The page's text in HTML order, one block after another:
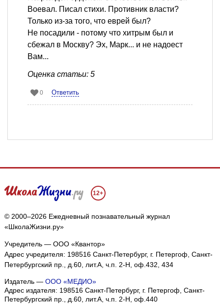
Воевал. Писал стихи. Противник власти?
Только из-за того, что еврей был?
Не посадили - потому что хитрым был и
сбежал в Москву? Эх, Марк... и не надоест
Вам...
Оценка статьи: 5
0 Ответить
12+
© 2000–2026 Ежедневный познавательный журнал
«ШколаЖизни.ру»
Учредитель — ООО «Квантор»
Адрес учредителя: 198516 Санкт-Петербург, г. Петергоф, Санкт-
Петербургский пр., д.60, лит.А, ч.п. 2-Н, оф.432, 434
Издатель — ООО «МЕДИО»
Адрес издателя: 198516 Санкт-Петербург, г. Петергоф, Санкт-
Петербургский пр., д.60, лит.А, ч.п. 2-Н, оф.440